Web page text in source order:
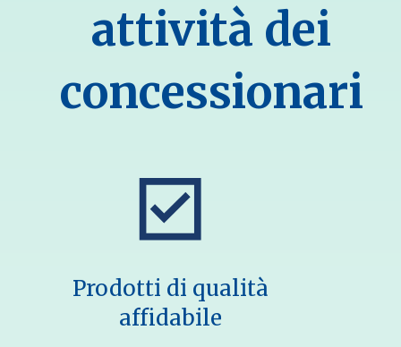
attività dei
concessionari
Prodotti di qualità
affidabile